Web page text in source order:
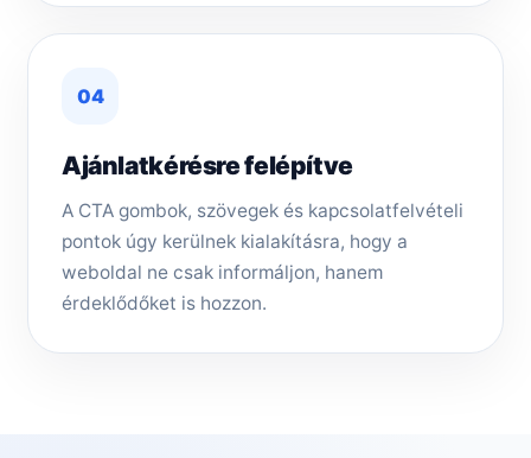
04
Ajánlatkérésre felépítve
A CTA gombok, szövegek és kapcsolatfelvételi
pontok úgy kerülnek kialakításra, hogy a
weboldal ne csak informáljon, hanem
érdeklődőket is hozzon.